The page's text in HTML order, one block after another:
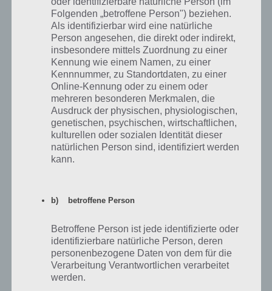
vieles mehr. Leider geht dies nur mit einem gejailbreakten iOS Gerät,
was natürlich sehr schade ist. Alle anderen müssen sich hier noch
gedulden. Trotzdem haben wir ein Video dazu gefunden, wen das
ganze interessieren sollte.
Folgenden „betroffene Person") beziehen.
Als identifizierbar wird eine natürliche
Person angesehen, die direkt oder indirekt,
insbesondere mittels Zuordnung zu einer
Kennung wie einem Namen, zu einer
Kennnummer, zu Standortdaten, zu einer
Online-Kennung oder zu einem oder
mehreren besonderen Merkmalen, die
Ausdruck der physischen, physiologischen,
genetischen, psychischen, wirtschaftlichen,
kulturellen oder sozialen Identität dieser
natürlichen Person sind, identifiziert werden
kann.
b) betroffene Person
Betroffene Person ist jede identifizierte oder
identifizierbare natürliche Person, deren
personenbezogene Daten von dem für die
Verarbeitung Verantwortlichen verarbeitet
werden.